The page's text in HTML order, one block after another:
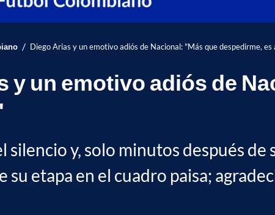
/ Diego Arias y un emotivo adiós de Nacional: "Más que despedirme, es
y un emotivo adiós de
silencio y, solo minutos después
su etapa en el cuadro paisa;